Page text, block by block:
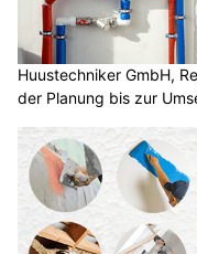
Huustechniker GmbH,
der Planung bis zur